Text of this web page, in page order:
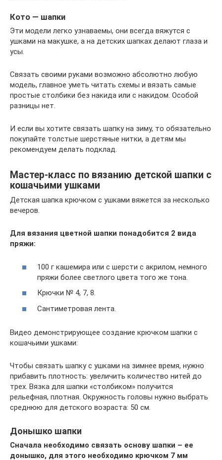
Кото — шапки
Эти модели легко узнаваемы, они всегда вяжутся с
ушками на макушке, а на детских шапках делают глаза и
усы.
Связать своими руками возможно абсолютно любую
модель, главное уметь читать схемы и вязать самые
простые столбики без накида или с накидом. Особой
разницы нет.
И если вы хотите связать шапку на зиму, то обязательно
покупайте толстые шерстяные нитки, а детям мы
рекомендуем делать подклад.
Мастер-класс по вязанию детской шапки с
кошачьими ушками
Детская шапка крючком с ушками вяжется за несколько
вечеров.
Для вязания цветной шапки понадобится 2 вида
пряжи:
100 г кашемира или с шерсти с акрилом, немного
пряжи более светлого цвета того же тона.
Крючки № 4, 7, 8.
Сантиметровая лента.
Видео демонстрирующее создание крючком шапки с
кошачьими ушками:
Чтобы связать шапку с ушками на зимнее время, нужно
прибавить плотность: увеличить количество нитей до
трех. Вязка для шапки «столбиком» получится
рельефная, плотная. Окружность головы нужно выбрать
среднюю для детского возраста: 50 см.
Донышко шапки
Сначала необходимо связать основу шапки – ее
донышко, для этого необходимо крючком 7 мм